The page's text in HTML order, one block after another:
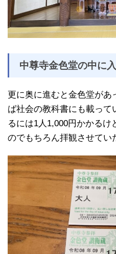
中尊寺金色堂の中に
更に奥に進むと金色堂があ
ば社会の教科書にも載っ
るには1人1,000円かかるけ
のでもちろん拝観させてい